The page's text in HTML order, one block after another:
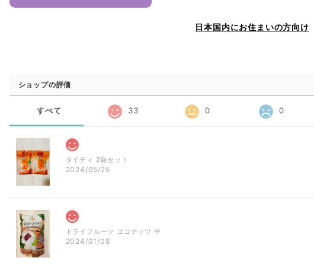
日本国内にお住まいの方向け
ショップの評価
すべて 33 0 0
タイティ 2袋セット
2024/05/25
ドライフルーツ ココナッツ 中
2024/01/08